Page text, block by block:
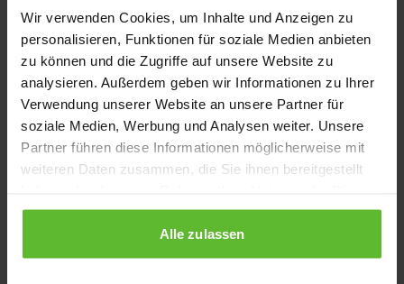
Wir verwenden Cookies, um Inhalte und Anzeigen zu
personalisieren, Funktionen für soziale Medien anbieten
zu können und die Zugriffe auf unsere Website zu
analysieren. Außerdem geben wir Informationen zu Ihrer
Verwendung unserer Website an unsere Partner für
soziale Medien, Werbung und Analysen weiter. Unsere
Partner führen diese Informationen möglicherweise mit
weiteren Daten zusammen, die Sie ihnen bereitgestellt
gesammelt haben.
Alle zulassen
Application error: a client-side exception has occurred
loading www.kurzwego.de (see the browser console for more
information).